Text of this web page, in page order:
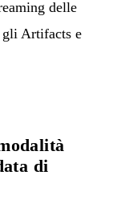
delle
gli Artifacts e
di